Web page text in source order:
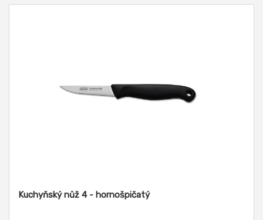
Kuchyňský nůž 4 - hornošpičatý